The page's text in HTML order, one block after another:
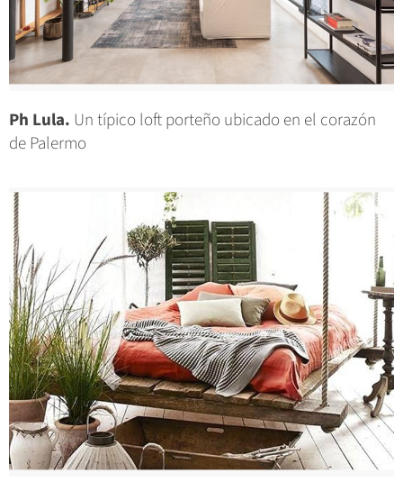
Ph Lula. Un típico loft porteño ubicado en el corazón
de Palermo